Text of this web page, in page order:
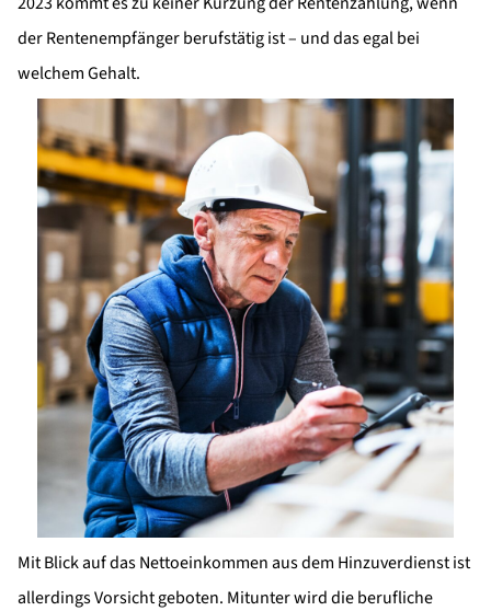
der Rentenempfänger berufstätig ist – und das egal bei
welchem Gehalt.
Mit Blick auf das Nettoeinkommen aus dem Hinzuverdienst ist
allerdings Vorsicht geboten. Mitunter wird die berufliche